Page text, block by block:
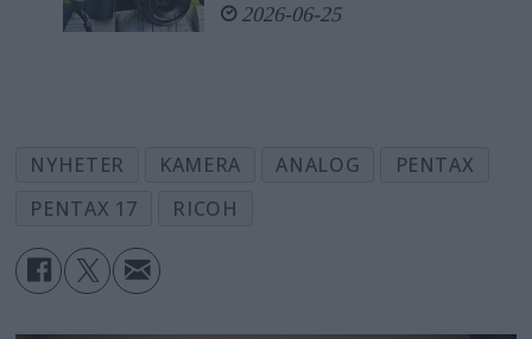
2026-06-25
NYHETER KAMERA ANALOG
PENTAX
PENTAX 17
RICOH